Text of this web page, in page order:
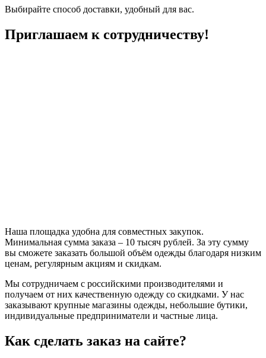
Выбирайте способ доставки, удобный для вас.
Приглашаем к сотрудничеству!
Наша площадка удобна для совместных закупок.
Минимальная сумма заказа – 10 тысяч рублей. За эту сумму
вы сможете заказать большой объём одежды благодаря низким
ценам, регулярным акциям и скидкам.
Мы сотрудничаем с российскими производителями и
получаем от них качественную одежду со скидками. У нас
заказывают крупные магазины одежды, небольшие бутики,
индивидуальные предприниматели и частные лица.
Как сделать заказ на сайте?